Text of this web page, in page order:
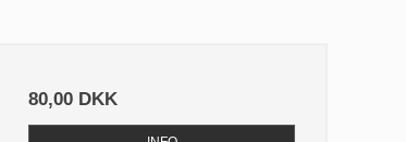
80,00 DKK